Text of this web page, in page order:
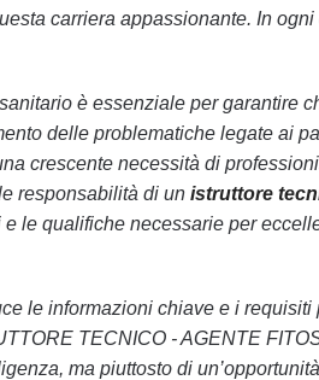
carriera appassionante. In
è essenziale per garantire
delle problematiche legate ai
crescente necessità di
responsabilità di un istruttore
le qualifiche necessarie per
le informazioni chiave e i requisiti
TECNICO - AGENTE
ma piuttosto di